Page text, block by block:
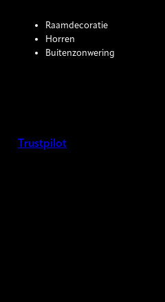
Raamdecoratie
Horren
Buitenzonwering
Trustpilot